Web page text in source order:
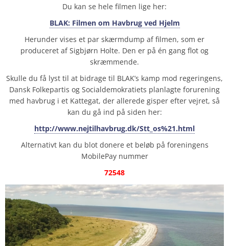
Du kan se hele filmen lige her:
BLAK: Filmen om Havbrug ved Hjelm
Herunder vises et par skærmdump af filmen, som er
produceret af Sigbjørn Holte. Den er på én gang flot og
skræmmende.
Skulle du få lyst til at bidrage til BLAK’s kamp mod regeringens,
Dansk Folkepartis og Socialdemokratiets planlagte forurening
med havbrug i et Kattegat, der allerede gisper efter vejret, så
kan du gå ind på siden her:
http://www.nejtilhavbrug.dk/Stt_os%21.html
Alternativt kan du blot donere et beløb på foreningens
MobilePay nummer
72548